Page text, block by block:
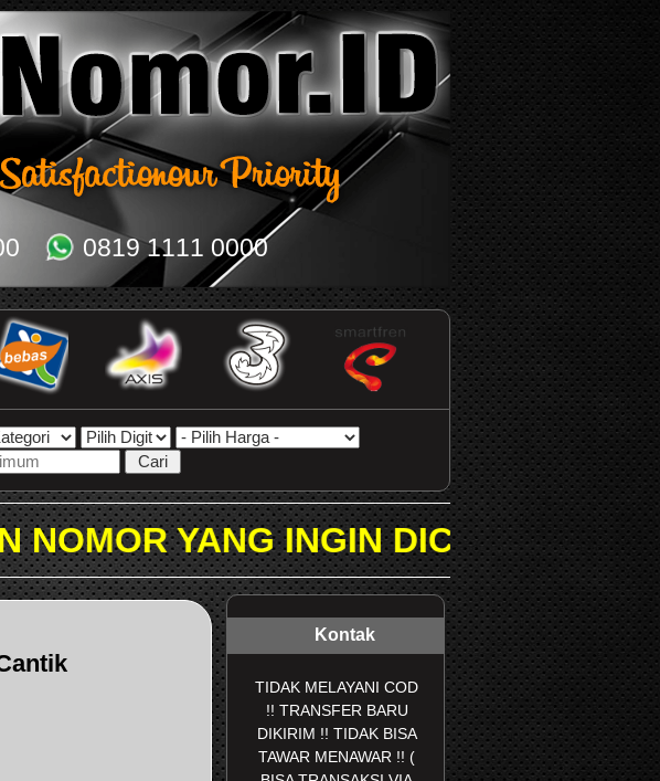
0819 1111 0000
INGIN DICARI PADA KOLOM
Kontak
TIDAK MELAYANI COD
!! TRANSFER BARU
DIKIRIM !! TIDAK BISA
TAWAR MENAWAR !! (